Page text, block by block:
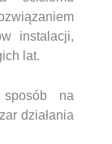
instalacji,
lat.
sposób na
działania